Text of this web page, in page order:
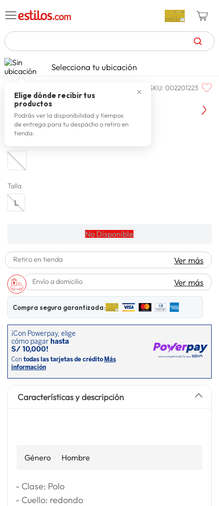
TÉRMINOS MÁS BUSCADOS
1. zapatillas mujer
2. celulares
3. zapatillas hombre
4. moda
6.
8.
9.
Selecciona tu ubicación
✕
Elige dónde recibir tus
productos
Podrás ver la disponibilidad y tiempos
de entrega para tu despacho o retiro en
tienda.
moda y accesorios hombre
SKU:002201223
Disney Polo Mc Pcd-0581
Talla
L
No Disponible
Retiro en tienda Ver más
Envío a domicilio Ver más
Compra segura garantizada:
Características y descripción
Género Hombre
- Clase: Polo
- Cuello: redondo